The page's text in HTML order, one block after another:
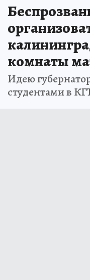
комнаты
Идею
студентами в